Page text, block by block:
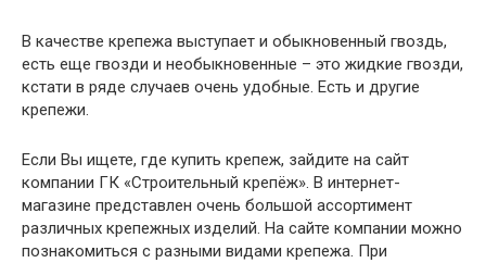
В качестве крепежа выступает и обыкновенный гвоздь,
есть еще гвозди и необыкновенные – это жидкие гвозди,
кстати в ряде случаев очень удобные. Есть и другие
крепежи.
Если Вы ищете, где купить крепеж, зайдите на сайт
компании ГК «Строительный крепёж». В интернет-
магазине представлен очень большой ассортимент
различных крепежных изделий. На сайте компании можно
познакомиться с разными видами крепежа. При